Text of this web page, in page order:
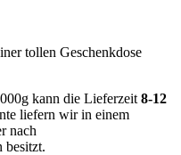
tollen Geschenkdose
kann die Lieferzeit 8-12
liefern wir in einem
nach
besitzt.